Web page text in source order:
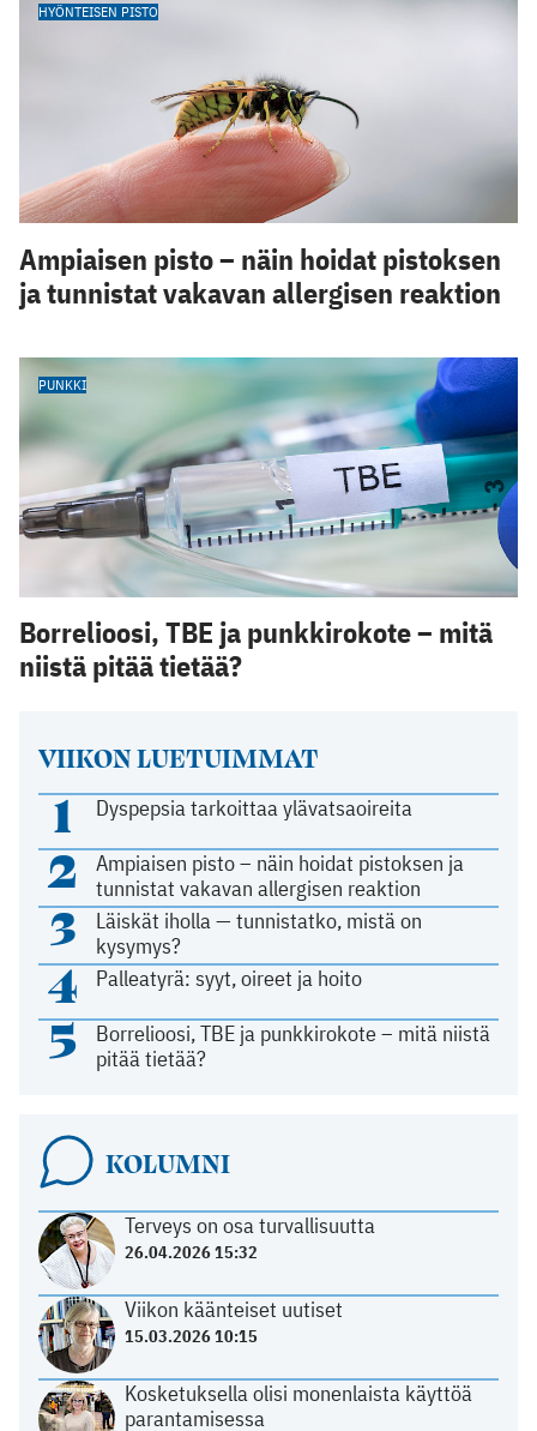
VIIKON LUETUIMMAT
1 Dyspepsia tarkoittaa ylävatsaoireita
2
Ampiaisen pisto – näin hoidat pistoksen ja
tunnistat vakavan allergisen reaktion
3
Läiskät iholla — tunnistatko, mistä on
kysymys?
4 Palleatyrä: syyt, oireet ja hoito
5
Borrelioosi, TBE ja punkkirokote – mitä niistä
pitää tietää?
KOLUMNI
Terveys on osa turvallisuutta
26.04.2026 15:32
Viikon käänteiset uutiset
15.03.2026 10:15
Kosketuksella olisi monenlaista käyttöä
parantamisessa
HYÖNTEISEN PISTO
Ampiaisen pisto – näin hoidat pistoksen
ja tunnistat vakavan allergisen reaktion
PUNKKI
Borrelioosi, TBE ja punkkirokote – mitä
niistä pitää tietää?